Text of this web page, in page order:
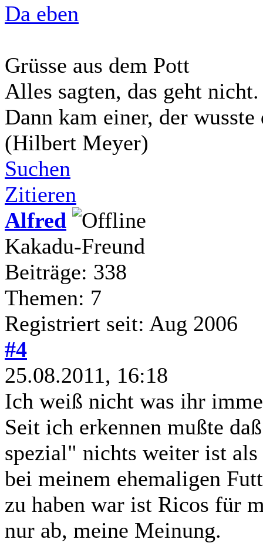
Da eben
Grüsse aus dem Pott
Alles sagten, das geht nicht.
Dann kam einer, der
(Hilbert Meyer)
Suchen
Zitieren
Alfred
Kakadu-Freund
Beiträge: 338
Themen: 7
Registriert seit: Aug 2006
#4
25.08.2011, 16:18
Ich weiß nicht was ihr
Seit ich erkennen mußte
spezial" nichts weiter ist
bei meinem ehemaligen
zu haben war ist Ricos für
nur ab, meine Meinung.